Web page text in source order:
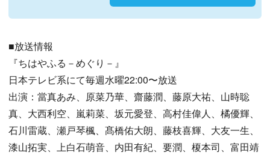
■放送情報
『ちはやふる－めぐり－』
日本テレビ系にて毎週水曜22:00〜放送
出演：當真あみ、原菜乃華、齋藤潤、藤原大祐、山時聡
真、大西利空、嵐莉菜、坂元愛登、高村佳偉人、橘優輝、
石川雷蔵、瀬戸琴楓、髙橋佑大朗、藤枝喜輝、大友一生、
漆山拓実、上白石萌音、内田有紀、要潤、榎本司、富田靖